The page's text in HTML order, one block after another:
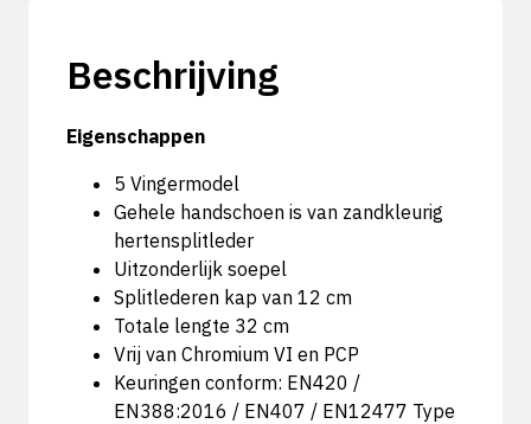
Beschrijving
Eigenschappen
5 Vingermodel
Gehele handschoen is van zandkleurig
hertensplitleder
Uitzonderlijk soepel
Splitlederen kap van 12 cm
Totale lengte 32 cm
Vrij van Chromium VI en PCP
Keuringen conform: EN420 /
EN388:2016 / EN407 / EN12477 Type